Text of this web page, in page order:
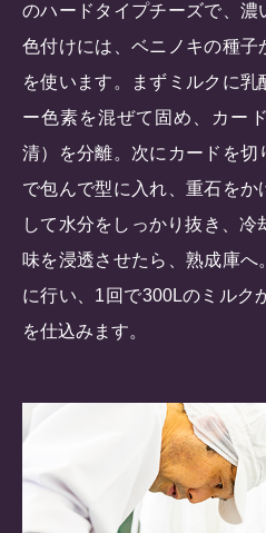
のハードタイプチーズで、濃
色付けには、ベニノキの種
を使います。まずミルクに乳
ー色素を混ぜて固め、カー
清）を分離。次にカードを
で包んで型に入れ、重石をか
して水分をしっかり抜き、
味を浸透させたら、熟成庫
に行い、1回で300Lのミルク
を仕込みます。